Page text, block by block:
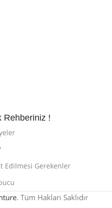
Rehberiniz !
Edilmesi Gerekenler
. Tüm Hakları Saklıdır